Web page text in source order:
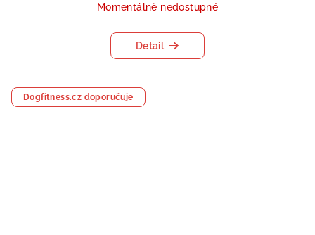
Momentálně nedostupné
Detail
Dogfitness.cz doporučuje